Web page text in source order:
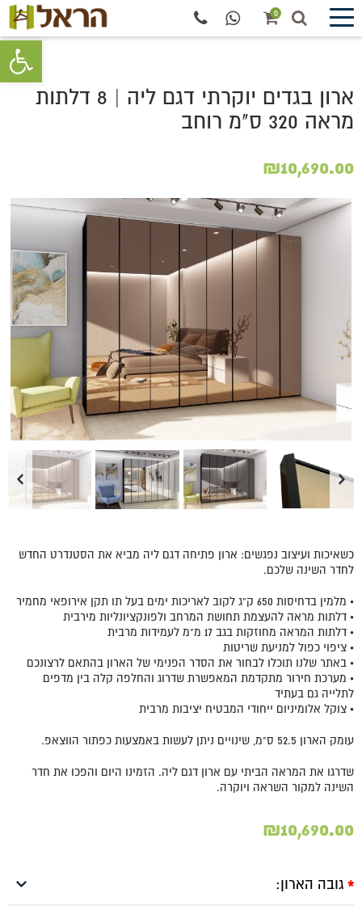
פתח
0
כשאיכות ועיצוב נפגשים: ארון פתיחה דגם ליה מביא את הסטנדרט החדש
לחדר השינה שלכם.
• מלמין בדחיסות 650 ק"ג לקוב לאריכות ימים בעל תו תקן אירופאי מחמיר
• דלתות מראה להעצמת תחושת המרחב ולפונקציונליות מירבית
• דלתות המראה מחוזקות בגב 17 מ"מ לעמידות מרבית
• ציפוי כפול למניעת שריטות
• באתר שלנו תוכלו לבחור את הסדר הפנימי של הארון בהתאם לרצונכם
• מערכת חירור מתקדמת המאפשרת שדרוג והחלפה קלה בין מדפים
לתלייה גם בעתיד
• צוקל אלומיניום ייחודי המבטיח יציבות מרבית
עומק הארון 52.5 ס"מ, שינויים ניתן לעשות באמצעות כפתור הווצאפ.
שדרגו את המראה הביתי עם ארון דגם ליה. הזמינו היום והפכו את חדר
השינה למקור השראה ויוקרה.
₪10,690.00
* גובה הארון:
ארון בגדים יוקרתי דגם ליה | 8 דלתות
מראה 320 ס"מ רוחב
₪10,690.00